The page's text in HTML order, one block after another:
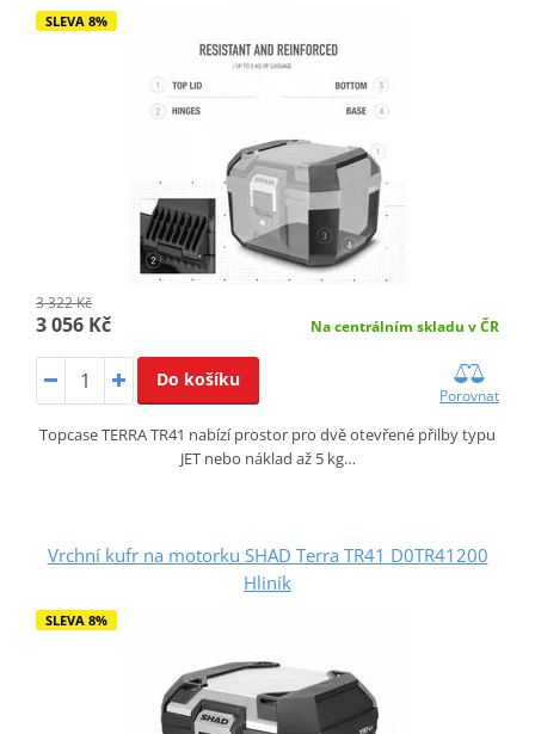
SLEVA 8%
3 322 Kč
3 056 Kč Na centrálním skladu v ČR
Do košíku
Porovnat
Topcase TERRA TR41 nabízí prostor pro dvě otevřené přilby typu
JET nebo náklad až 5 kg…
Vrchní kufr na motorku SHAD Terra TR41 D0TR41200
Hliník
SLEVA 8%